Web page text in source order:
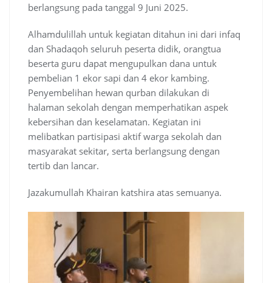
berlangsung pada tanggal 9 Juni 2025.
Alhamdulillah untuk kegiatan ditahun ini dari infaq
dan Shadaqoh seluruh peserta didik, orangtua
beserta guru dapat mengupulkan dana untuk
pembelian 1 ekor sapi dan 4 ekor kambing.
Penyembelihan hewan qurban dilakukan di
halaman sekolah dengan memperhatikan aspek
kebersihan dan keselamatan. Kegiatan ini
melibatkan partisipasi aktif warga sekolah dan
masyarakat sekitar, serta berlangsung dengan
tertib dan lancar.
Jazakumullah Khairan katshira atas semuanya.